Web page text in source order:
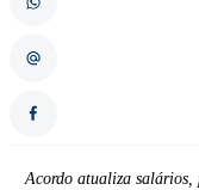
Acordo atualiza salários,